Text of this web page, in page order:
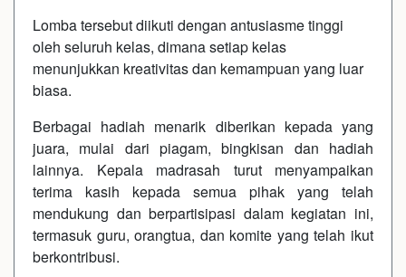
Lomba tersebut diikuti dengan antusiasme tinggi
oleh seluruh kelas, dimana setiap kelas
menunjukkan kreativitas dan kemampuan yang luar
biasa.
Berbagai hadiah menarik diberikan kepada yang
juara, mulai dari piagam, bingkisan dan hadiah
lainnya. Kepala madrasah turut menyampaikan
terima kasih kepada semua pihak yang telah
mendukung dan berpartisipasi dalam kegiatan ini,
termasuk guru, orangtua, dan komite yang telah ikut
berkontribusi.